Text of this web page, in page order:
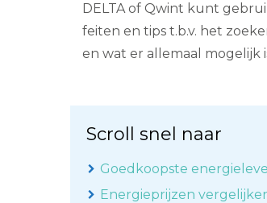
DELTA of Qwint kunt
feiten en tips t.b.v. het
en wat er allemaal mogelijk
Scroll snel naar
Goedkoopste
Energieprijzen